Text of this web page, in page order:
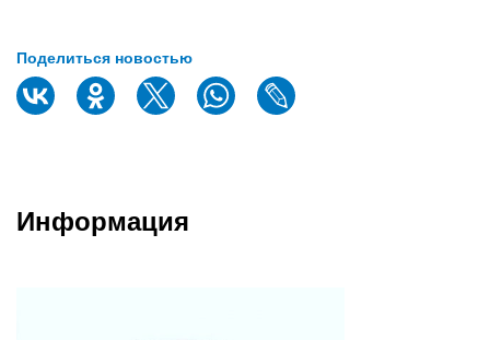
Поделиться новостью
Информация